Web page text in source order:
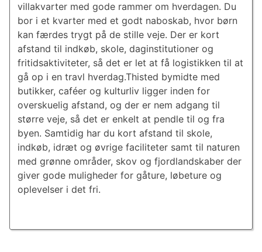
villakvarter med gode rammer om hverdagen. Du
bor i et kvarter med et godt naboskab, hvor børn
kan færdes trygt på de stille veje. Der er kort
afstand til indkøb, skole, daginstitutioner og
fritidsaktiviteter, så det er let at få logistikken til at
gå op i en travl hverdag.Thisted bymidte med
butikker, caféer og kulturliv ligger inden for
overskuelig afstand, og der er nem adgang til
større veje, så det er enkelt at pendle til og fra
byen. Samtidig har du kort afstand til skole,
indkøb, idræt og øvrige faciliteter samt til naturen
med grønne områder, skov og fjordlandskaber der
giver gode muligheder for gåture, løbeture og
oplevelser i det fri.